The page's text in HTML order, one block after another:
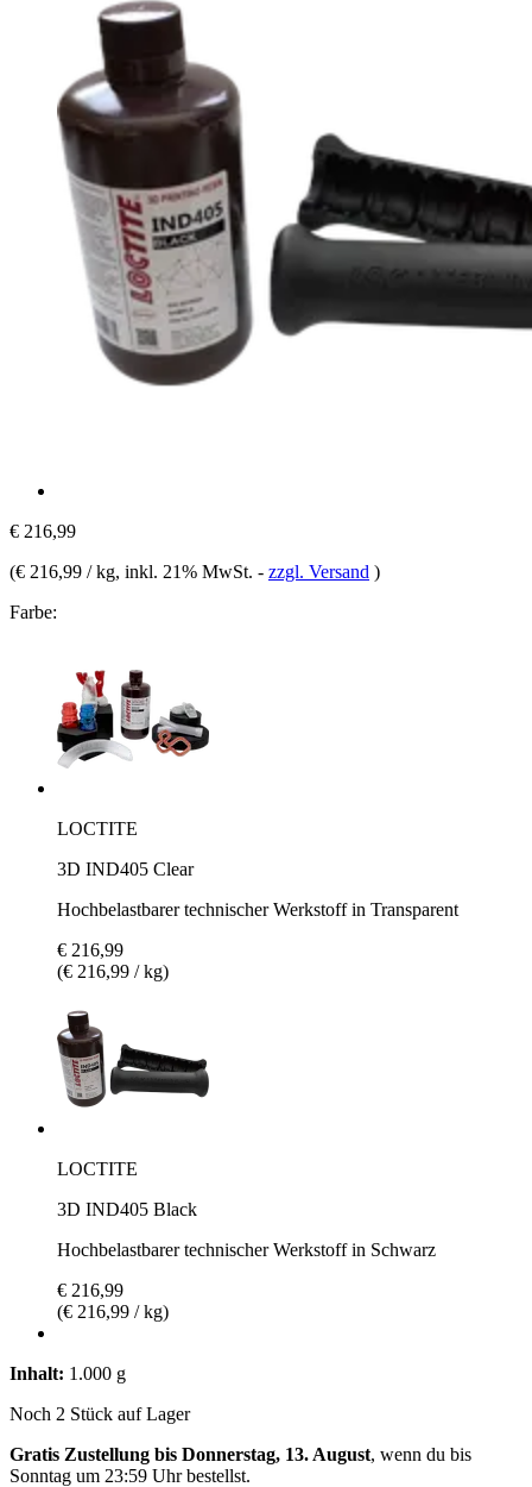
€ 216,99
(€ 216,99 / kg, inkl. 21% MwSt. - zzgl. Versand )
Farbe:
LOCTITE
3D IND405 Clear
Hochbelastbarer technischer Werkstoff in Transparent
€ 216,99
(€ 216,99 / kg)
LOCTITE
3D IND405 Black
Hochbelastbarer technischer Werkstoff in Schwarz
€ 216,99
(€ 216,99 / kg)
Inhalt: 1.000 g
Noch 2 Stück auf Lager
Gratis Zustellung bis Donnerstag, 13. August, wenn du bis
Sonntag um 23:59 Uhrbestellst.